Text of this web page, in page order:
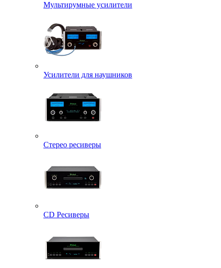
Мультирумные усилители
Усилители для наушников
Стерео ресиверы
CD Ресиверы